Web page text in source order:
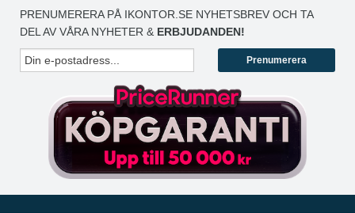
PRENUMERERA PÅ IKONTOR.SE NYHETSBREV OCH TA
DEL AV VÅRA NYHETER & ERBJUDANDEN!
Prenumerera